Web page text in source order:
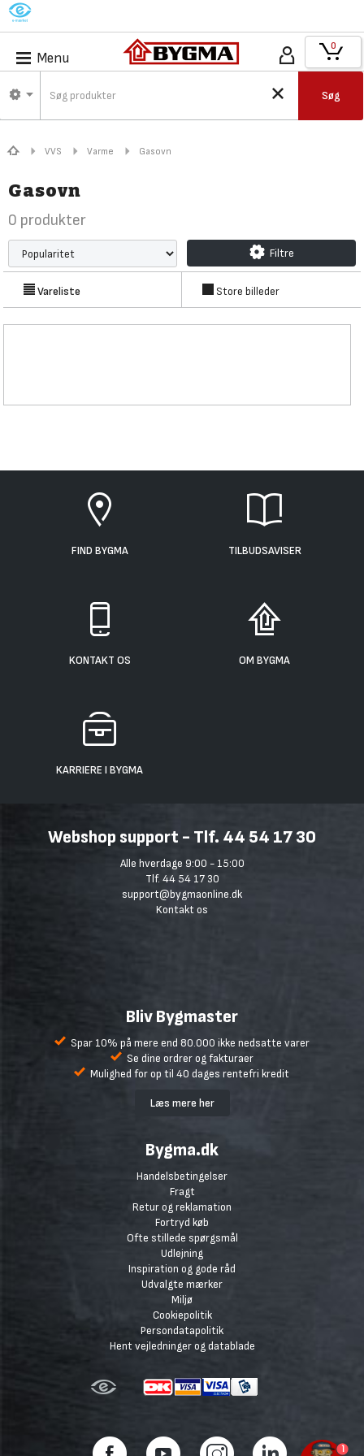
M
Menu
Søg
0
VVS Varme Gasovn
Gasovn
0 produkter
Filtre
Vareliste Store billeder
FIND BYGMA TILBUDSAVISER
KONTAKT OS OM BYGMA
KARRIERE I BYGMA
Webshop support - Tlf. 44 54 17 30
Alle hverdage 9:00 - 15:00
Tlf. 44 54 17 30
support@bygmaonline.dk
Kontakt os
Bliv Bygmaster
Spar 10% på mere end 80.000 ikke nedsatte varer
Se dine ordrer og fakturaer
Mulighed for op til 40 dages rentefri kredit
Læs mere her
Bygma.dk
Handelsbetingelser
Fragt
Retur og reklamation
Fortryd køb
Ofte stillede spørgsmål
Udlejning
Inspiration og gode råd
Udvalgte mærker
Miljø
Cookiepolitik
Persondatapolitik
Hent vejledninger og datablade
1